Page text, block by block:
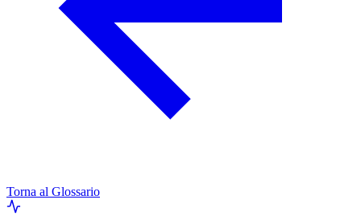
Torna al Glossario